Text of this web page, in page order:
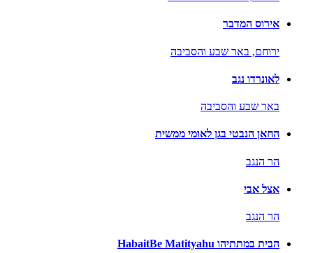
אירוס המדבר
ירוחם, באר שבע והסביבה
לאונרדו נגב
באר שבע והסביבה
החאן הנבטי בגן לאומי ממשית
הר הנגב
אצל אבי
הר הנגב
הבית במתתיהו HabaitBe Matityahu